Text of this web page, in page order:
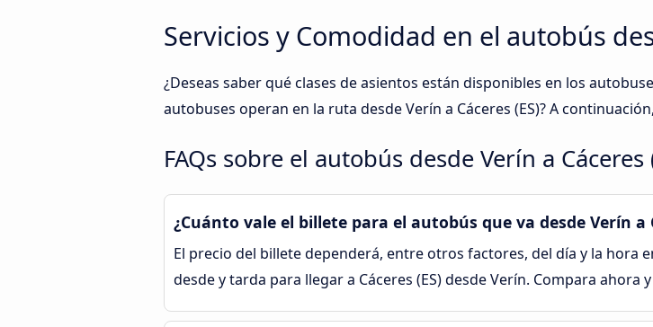
Servicios y Comodidad en el autobús
¿Deseas saber qué clases de asientos están disponibles en los
autobuses operan en la ruta desde Verín a Cáceres‎‎ (ES)? A
FAQs sobre el autobús desde Verín a Cáceres‎‎
¿Cuánto vale el billete para el autobús que va desde Verín a
El precio del billete dependerá, entre otros factores, del día y la hora
desde y tarda para llegar a Cáceres‎‎ (ES) desde Verín. Compara ahora